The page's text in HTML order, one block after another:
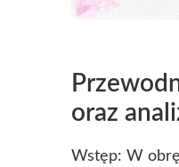
oraz
Wstęp: W